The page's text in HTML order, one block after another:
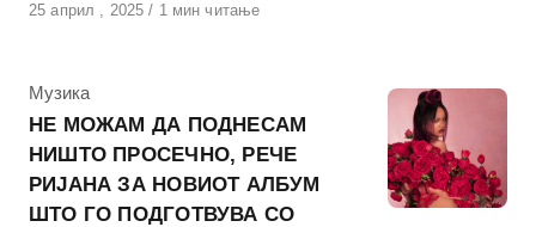
Објавено
25 април , 2025 1 мин читање
КАтегорија
Музика
НЕ МОЖАМ ДА ПОДНЕСАМ
НИШТО ПРОСЕЧНО, РЕЧЕ
РИЈАНА ЗА НОВИОТ АЛБУМ
ШТО ГО ПОДГОТВУВА СО